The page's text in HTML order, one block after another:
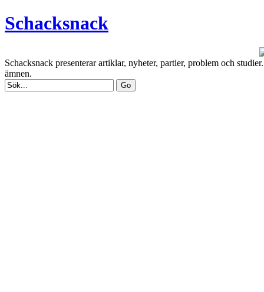
Schacksnack
Schacksnack presenterar artiklar, nyheter, partier, problem och
ämnen.